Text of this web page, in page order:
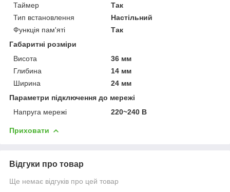
Таймер
Так
Тип встановлення
Настільний
Функція пам'яті
Так
Габаритні розміри
Висота
36 мм
Глибина
14 мм
Ширина
24 мм
Параметри підключення до мережі
Напруга мережі
220~240 В
Приховати
Відгуки про товар
Ще немає відгуків про цей товар